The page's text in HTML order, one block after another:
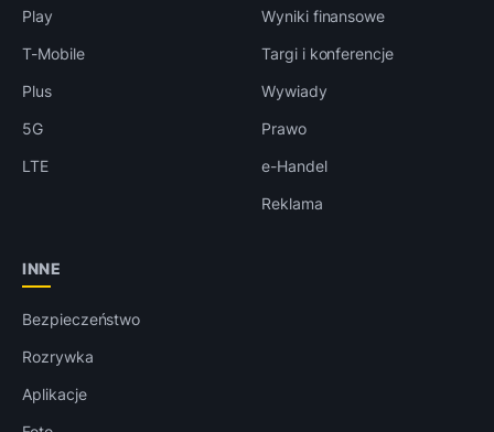
Play
T-Mobile
Plus
5G
LTE
Wyniki finansowe
Targi i konferencje
Wywiady
Prawo
e-Handel
Reklama
INNE
Bezpieczeństwo
Rozrywka
Aplikacje